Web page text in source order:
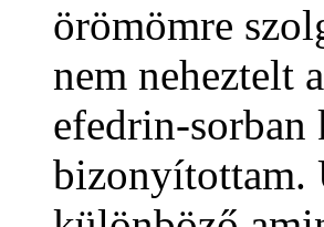
örömömre
nem neheztelt
efedrin-sorban
bizonyítottam.